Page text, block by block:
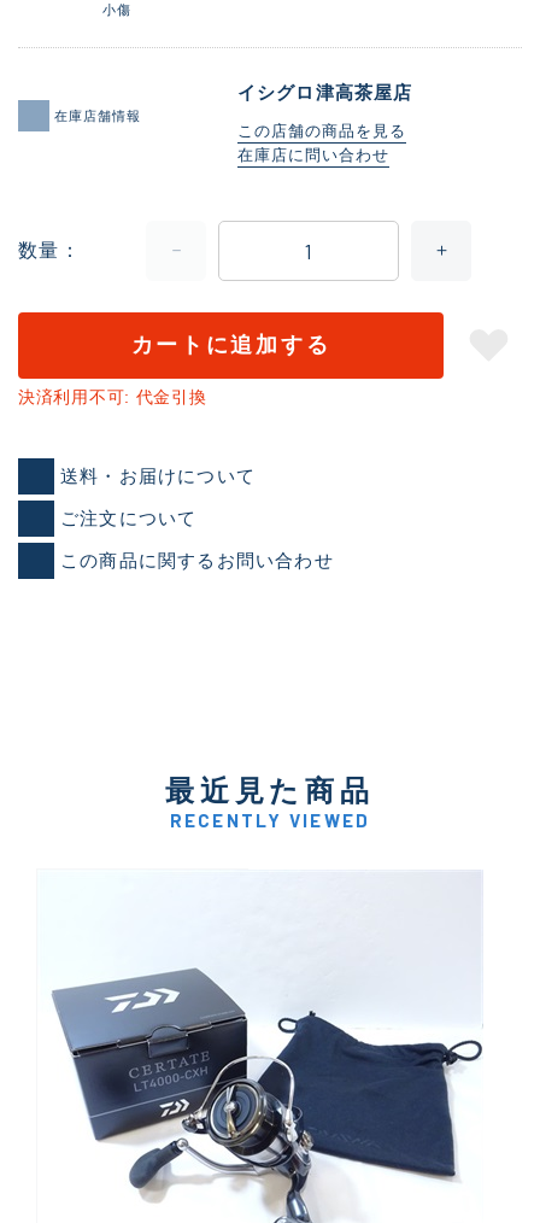
小傷
在庫店舗情報
イシグロ津高茶屋店
この店舗の商品を見る
在庫店に問い合わせ
数量
カートに追加する
決済利用不可: 代金引換
送料・お届けについて
ご注文について
この商品に関するお問い合わせ
最近見た商品
RECENTLY VIEWED